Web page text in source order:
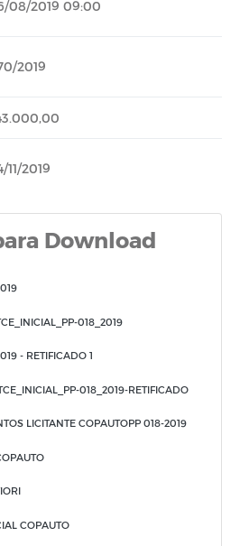
08/2019 09:00
2019
11/2019
Download
018_2019
- RETIFICADO 1
018_2019-RETIFICADO
LICITANTE COPAUTOPP 018-2019
COPAUTO